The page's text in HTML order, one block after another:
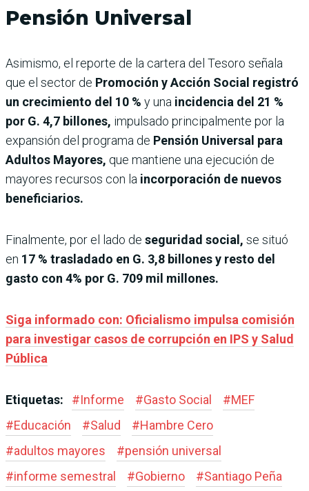
Pensión Universal
Asimismo, el reporte de la cartera del Tesoro señala
que el sector de Promoción y Acción Social registró
un crecimiento del 10 % y una incidencia del 21 %
por G. 4,7 billones, impulsado principalmente por la
expansión del programa de Pensión Universal para
Adultos Mayores, que mantiene una ejecución de
mayores recursos con la incorporación de nuevos
beneficiarios.
Finalmente, por el lado de seguridad social, se situó
en 17 % trasladado en G. 3,8 billones y resto del
gasto con 4% por G. 709 mil millones.
Siga informado con: Oficialismo impulsa comisión
para investigar casos de corrupción en IPS y Salud
Pública
Etiquetas: #Informe #Gasto Social #MEF
#Educación #Salud #Hambre Cero
#adultos mayores #pensión universal
#informe semestral #Gobierno #Santiago Peña